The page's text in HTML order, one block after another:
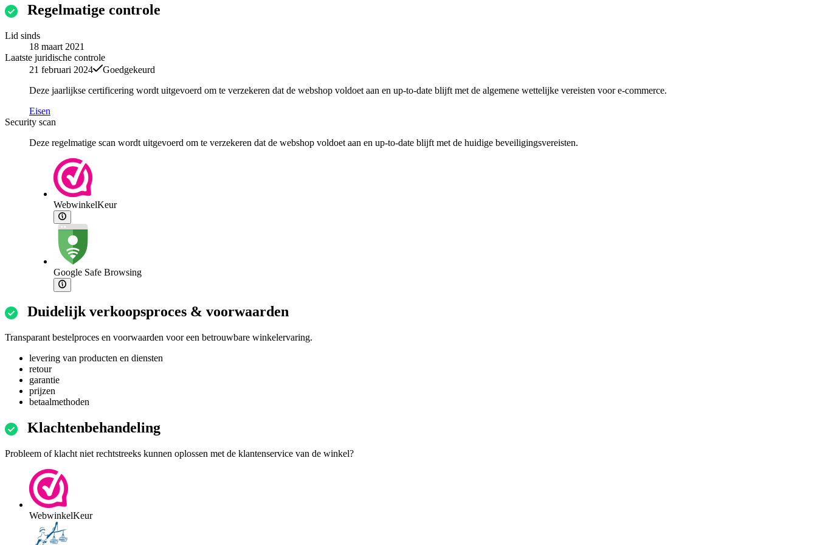
Regelmatige controle
Lid sinds
18 maart 2021
Laatste juridische controle
21 februari 2024
Goedgekeurd
Deze jaarlijkse certificering wordt uitgevoerd om te verzekeren dat de webshop voldoet aan en up-to-date blijft met de algemene wettelijke vereisten voor e-commerce.
Eisen
Security scan
Deze regelmatige scan wordt uitgevoerd om te verzekeren dat de webshop voldoet aan en up-to-date blijft met de huidige beveiligingsvereisten.
WebwinkelKeur
Google Safe Browsing
Duidelijk verkoopsproces & voorwaarden
Transparant bestelproces en voorwaarden voor een betrouwbare winkelervaring.
levering van producten en diensten
retour
garantie
prijzen
betaalmethoden
Klachtenbehandeling
Probleem of klacht niet rechtstreeks kunnen oplossen met de klantenservice van de winkel?
WebwinkelKeur